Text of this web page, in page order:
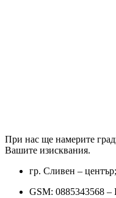
При нас ще намерите
Вашите изисквания.
гр. Сливен –
GSM: 0885343568